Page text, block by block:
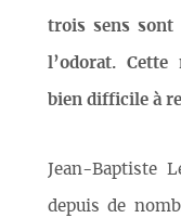
trois sens sont
l’odorat.
bien difficile à
Jean-Baptiste
depuis de